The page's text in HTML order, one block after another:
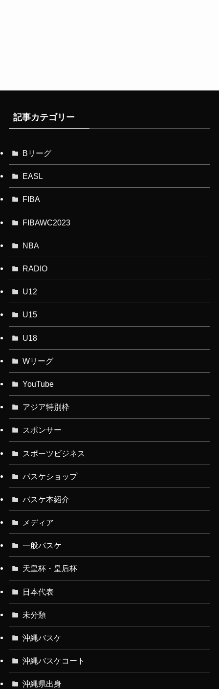
記事カテゴリー
Bリーグ
EASL
FIBA
FIBAWC2023
NBA
RADIO
U12
U15
U18
Wリーグ
YouTube
アジア特別枠
スポンサー
スポーツビジネス
バスケショップ
バスケ本紹介
メディア
一般バスケ
天皇杯・皇后杯
日本代表
未分類
沖縄バスケ
沖縄バスケコート
沖縄県出身